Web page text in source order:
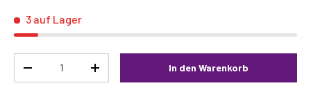
3 auf Lager
-
+ In den Warenkorb